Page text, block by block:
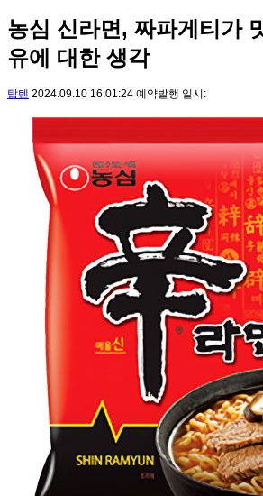
농심 신라면, 짜파게티가
유에 대한 생각
탑텐 2024.09.10 16:01:24 예약발행 일시: